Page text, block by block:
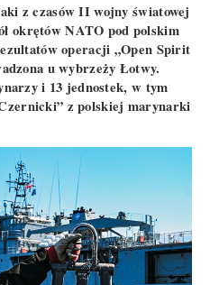
z czasów II wojny światowej
okrętów NATO pod polskim
operacji „Open Spirit
u wybrzeży Łotwy.
i 13 jednostek, w tym
z polskiej marynarki